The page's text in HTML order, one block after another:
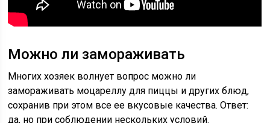
Можно ли замораживать
Многих хозяек волнует вопрос можно ли
замораживать моцареллу для пиццы и других блюд,
сохранив при этом все ее вкусовые качества. Ответ:
да, но при соблюдении нескольких условий.